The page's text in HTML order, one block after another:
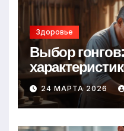
Здоровье
Выбор
24 МАРТА 2026